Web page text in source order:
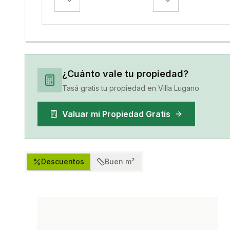
¿Cuánto vale tu propiedad?
Tasá gratis tu propiedad en Villa Lugano
Valuar mi Propiedad Gratis
Descuentos Buen m²